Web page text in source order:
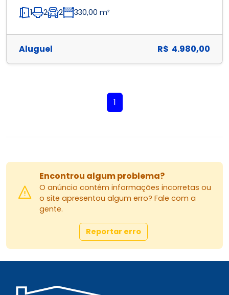
1 2 2 330,00 m²
Aluguel R$ 4.980,00
1
Encontrou algum problema?
O anúncio contém informações incorretas ou
o site apresentou algum erro? Fale com a
gente.
Reportar erro